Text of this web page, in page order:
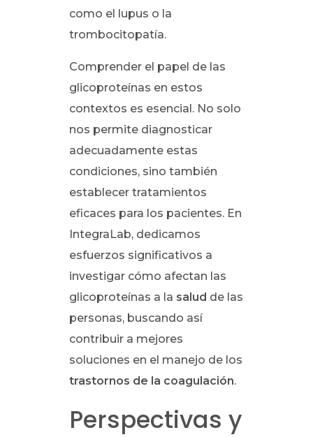
como el lupus o la
trombocitopatía.
Comprender el papel de las
glicoproteínas en estos
contextos es esencial. No solo
nos permite diagnosticar
adecuadamente estas
condiciones, sino también
establecer tratamientos
eficaces para los pacientes. En
IntegraLab, dedicamos
esfuerzos significativos a
investigar cómo afectan las
glicoproteínas a la salud de las
personas, buscando así
contribuir a mejores
soluciones en el manejo de los
trastornos de la coagulación.
Perspectivas y